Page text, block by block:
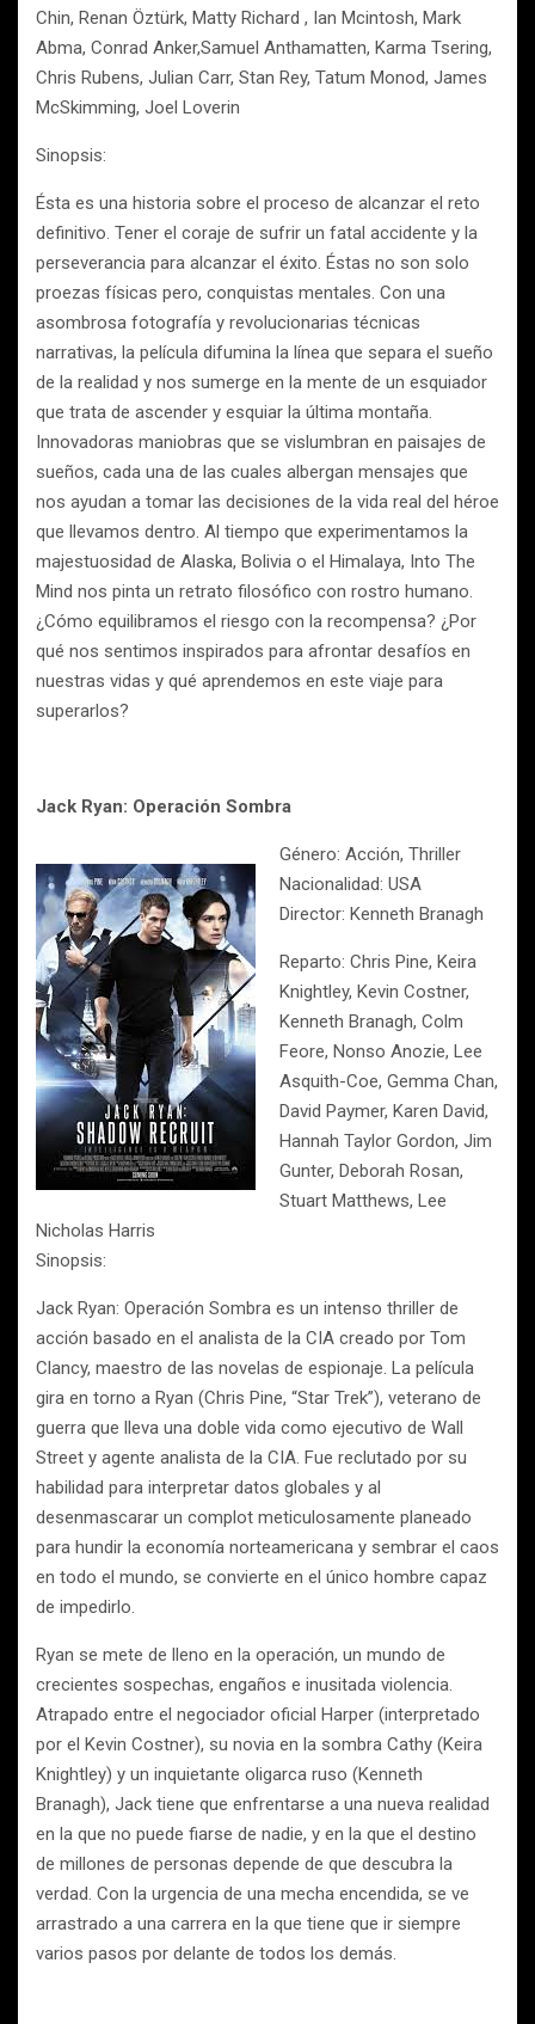
Chin, Renan Öztürk, Matty Richard , Ian Mcintosh, Mark
Abma, Conrad Anker,Samuel Anthamatten, Karma Tsering,
Chris Rubens, Julian Carr, Stan Rey, Tatum Monod, James
McSkimming, Joel Loverin
Sinopsis:
Ésta es una historia sobre el proceso de alcanzar el reto
definitivo. Tener el coraje de sufrir un fatal accidente y la
perseverancia para alcanzar el éxito. Éstas no son solo
proezas físicas pero, conquistas mentales. Con una
asombrosa fotografía y revolucionarias técnicas
narrativas, la película difumina la línea que separa el sueño
de la realidad y nos sumerge en la mente de un esquiador
que trata de ascender y esquiar la última montaña.
Innovadoras maniobras que se vislumbran en paisajes de
sueños, cada una de las cuales albergan mensajes que
nos ayudan a tomar las decisiones de la vida real del héroe
que llevamos dentro. Al tiempo que experimentamos la
majestuosidad de Alaska, Bolivia o el Himalaya, Into The
Mind nos pinta un retrato filosófico con rostro humano.
¿Cómo equilibramos el riesgo con la recompensa? ¿Por
qué nos sentimos inspirados para afrontar desafíos en
nuestras vidas y qué aprendemos en este viaje para
superarlos?
Jack Ryan: Operación Sombra
Género: Acción, Thriller
Nacionalidad: USA
Director: Kenneth Branagh
Reparto: Chris Pine, Keira
Knightley, Kevin Costner,
Kenneth Branagh, Colm
Feore, Nonso Anozie, Lee
Asquith-Coe, Gemma Chan,
David Paymer, Karen David,
Hannah Taylor Gordon, Jim
Gunter, Deborah Rosan,
Stuart Matthews, Lee
Nicholas Harris
Sinopsis:
Jack Ryan: Operación Sombra es un intenso thriller de
acción basado en el analista de la CIA creado por Tom
Clancy, maestro de las novelas de espionaje. La película
gira en torno a Ryan (Chris Pine, “Star Trek”), veterano de
guerra que lleva una doble vida como ejecutivo de Wall
Street y agente analista de la CIA. Fue reclutado por su
habilidad para interpretar datos globales y al
desenmascarar un complot meticulosamente planeado
para hundir la economía norteamericana y sembrar el caos
en todo el mundo, se convierte en el único hombre capaz
de impedirlo.
Ryan se mete de lleno en la operación, un mundo de
crecientes sospechas, engaños e inusitada violencia.
Atrapado entre el negociador oficial Harper (interpretado
por el Kevin Costner), su novia en la sombra Cathy (Keira
Knightley) y un inquietante oligarca ruso (Kenneth
Branagh), Jack tiene que enfrentarse a una nueva realidad
en la que no puede fiarse de nadie, y en la que el destino
de millones de personas depende de que descubra la
verdad. Con la urgencia de una mecha encendida, se ve
arrastrado a una carrera en la que tiene que ir siempre
varios pasos por delante de todos los demás.